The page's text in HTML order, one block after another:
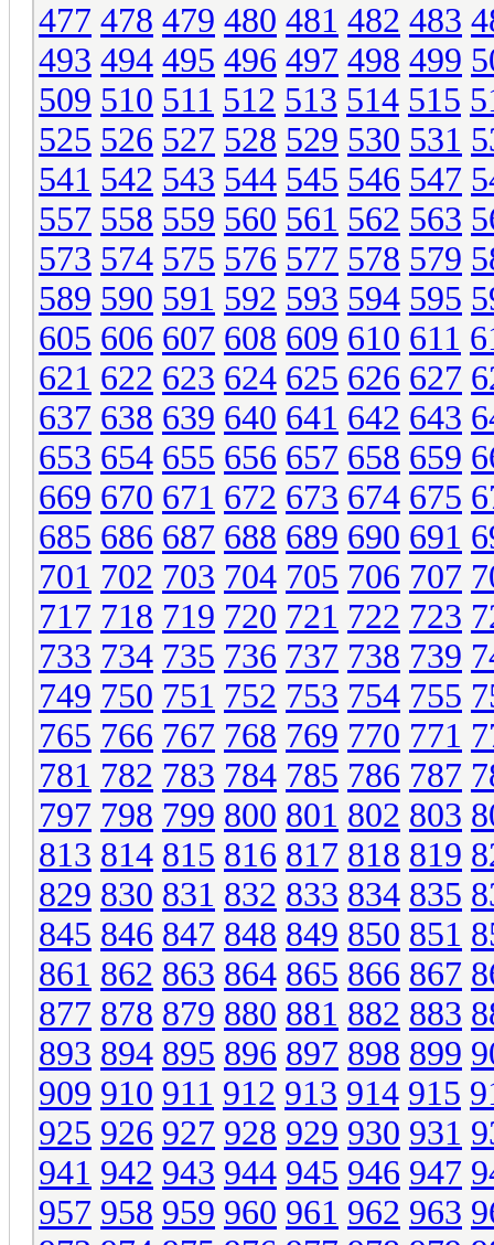
477 478 479 480 481 482 483
493 494 495 496 497 498 499
509 510 511 512 513 514 515
525 526 527 528 529 530 531
541 542 543 544 545 546 547
557 558 559 560 561 562 563
573 574 575 576 577 578 579
589 590 591 592 593 594 595
605 606 607 608 609 610 611
621 622 623 624 625 626 627
637 638 639 640 641 642 643
653 654 655 656 657 658 659
669 670 671 672 673 674 675
685 686 687 688 689 690 691
701 702 703 704 705 706 707
717 718 719 720 721 722 723
733 734 735 736 737 738 739
749 750 751 752 753 754 755
765 766 767 768 769 770 771
781 782 783 784 785 786 787
797 798 799 800 801 802 803
813 814 815 816 817 818 819
829 830 831 832 833 834 835
845 846 847 848 849 850 851
861 862 863 864 865 866 867
877 878 879 880 881 882 883
893 894 895 896 897 898 899
909 910 911 912 913 914 915
925 926 927 928 929 930 931
941 942 943 944 945 946 947
957 958 959 960 961 962 963